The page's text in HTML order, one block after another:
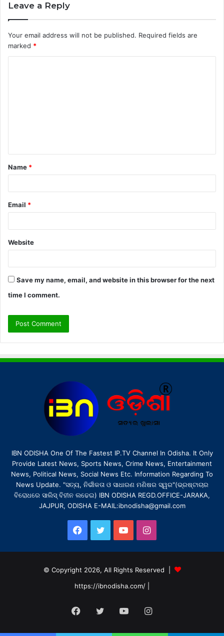
Leave a Reply
Your email address will not be published. Required fields are
marked *
t
*
Name *
Email *
Website
Save my name, email, and website in this browser for the next
time I comment.
IBN ODISHA One Of The Fastest IP.TV Channel In Odisha. It Only
Provide Latest News, Sports News, Crime News, Entertainment
News, Political News, Social News Etc. Information Regarding To
News Update. "ସତ୍ୟ, ନିର୍ଭୀକତା ଓ ସାଧାରଣ ମଣିଷର ସ୍ୱର"(ଭ୍ରଷ୍ଟାଚାର
ବିରୋଧରେ ସାଲିସ୍ ବିହୀନ ଲଢେଇ) IBN ODISHA REGD.OFFICE-JARAKA,
JAJPUR, ODISHA E-MAIL:ibnodisha@gmail.com
Facebook
TwitterYouTubeInstagram
© Copyright 2026, All Rights Reserved |
https://ibnodisha.com/
Facebook
TwitterYouTubeInstagram